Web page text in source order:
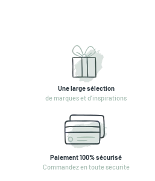
Une large sélection
de marques et d'inspirations
Paiement 100% sécurisé
Commandez en toute sécurité